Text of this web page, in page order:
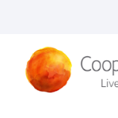
principal